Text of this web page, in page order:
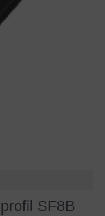
SF8B